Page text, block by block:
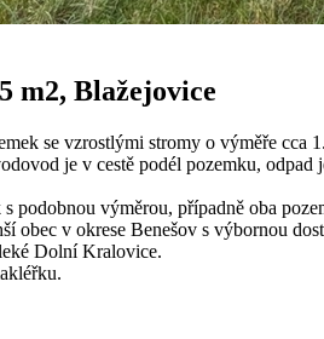
m2, Blažejovice
se vzrostlými stromy o výměře
je v cestě podél pozemku,
podobnou výměrou, případně oba
obec v okrese Benešov s výbornou
Dolní Kralovice.